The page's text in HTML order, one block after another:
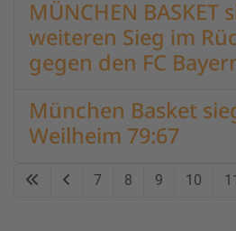
MÜNCHEN BASKET
weiteren Sieg im
gegen den FC
München Basket
Weilheim 79:67
7 8 9 10